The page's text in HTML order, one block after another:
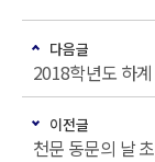
다음글
2018학년도 하
이전글
천문 동문의 날